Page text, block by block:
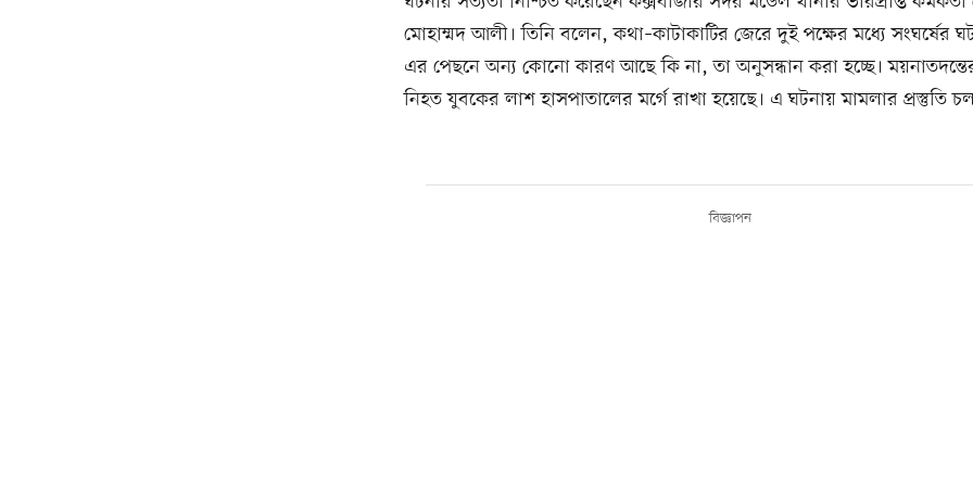
মোহাম্মদ আলী। তিনি বলেন, কথা–কাটাকাটির জেরে দুই পক্ষের মধ্যে সংঘর্ষের
এর পেছনে অন্য কোনো কারণ আছে কি না, তা অনুসন্ধান করা হচ্ছে।
নিহত যুবকের লাশ হাসপাতালের মর্গে রাখা হয়েছে। এ ঘটনায় মামলার প্রস্তুতি
বিজ্ঞাপন